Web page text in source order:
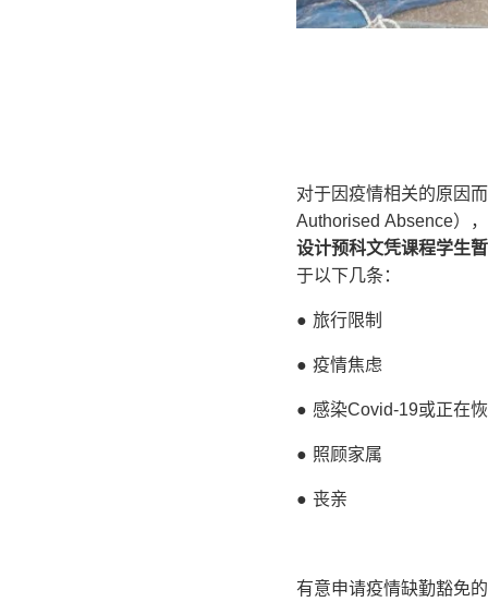
对于因疫情相关的原因
Authorised Absence）
设计预科文凭课程学生
于以下几条：
● 旅行限制
● 疫情焦虑
● 感染Covid-19或正在
● 照顾家属
● 丧亲
有意申请疫情缺勤豁免